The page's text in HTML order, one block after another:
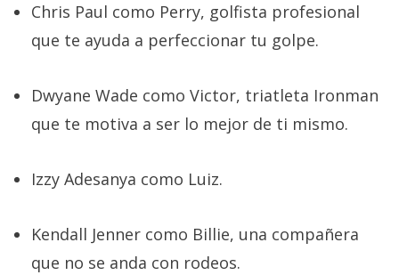
Chris Paul como Perry, golfista profesional
que te ayuda a perfeccionar tu golpe.
Dwyane Wade como Victor, triatleta Ironman
que te motiva a ser lo mejor de ti mismo.
Izzy Adesanya como Luiz.
Kendall Jenner como Billie, una compañera
que no se anda con rodeos.